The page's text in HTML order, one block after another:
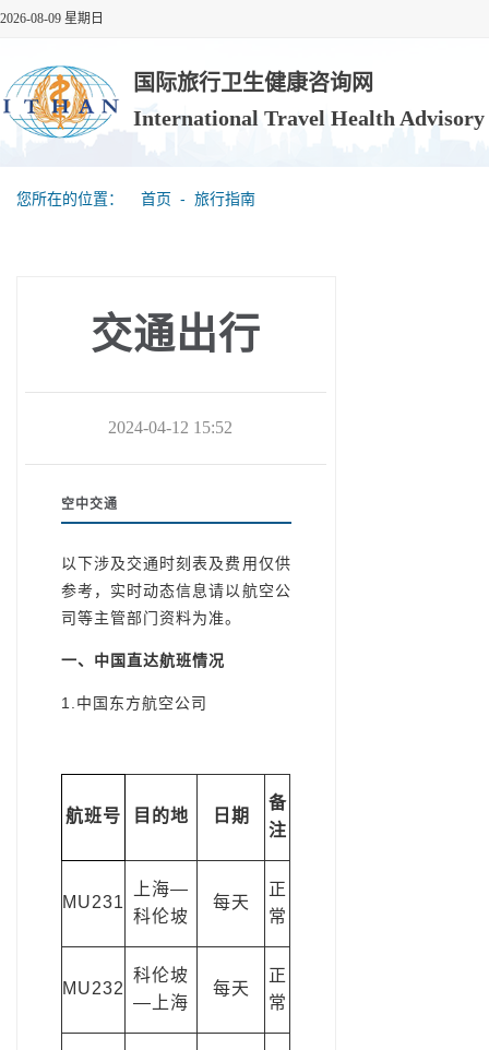
2026-08-09 星期日
国际旅行卫生健康咨询网
International Travel Health
您所在的位置： 首页 ‐ 旅行指南
交通出行
2024-04-12 15:52
空中交通
以下涉及交通时刻表及费用仅供
参考，实时动态信息请以航空公
司等主管部门资料为准。
一、中国直达航班情况
1.中国东方航空公司
航班号 目的地 日期
备
注
MU231
上海—
科伦坡
每天
正
常
MU232
科伦坡
—上海
每天
正
常